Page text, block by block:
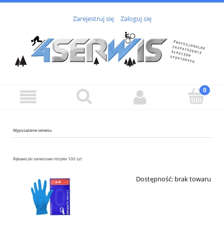
Zarejestruj się Zaloguj się
Wyposażenie serwisu
Rękawiczki serwisowe nitrylex 100 szt
Dostępność: brak towaru